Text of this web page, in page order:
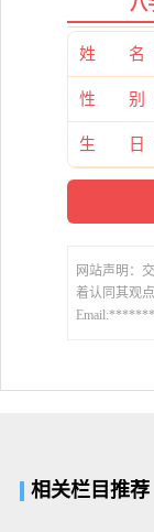
姓 名
性 别
生 日
网站声明：
着认同其观
相关栏目推荐